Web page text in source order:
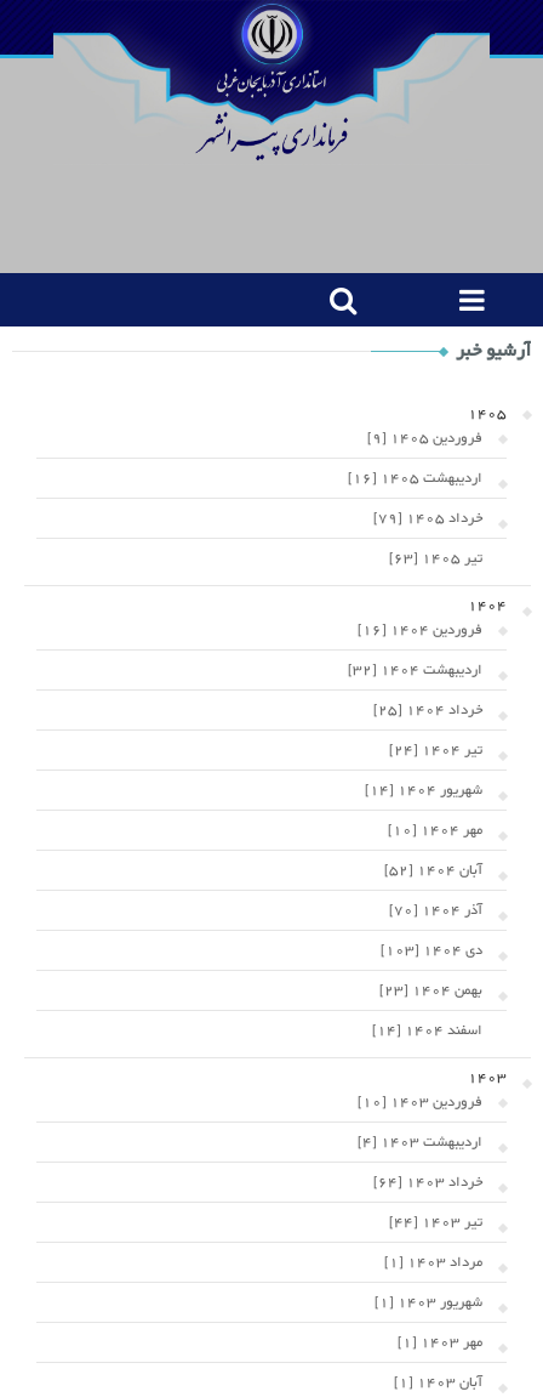
Shop
Category
Widget
آرشیو خبر
1405
فروردین 1405 [9]
اردیبهشت 1405 [16]
خرداد 1405 [79]
تیر 1405 [63]
1404
فروردین 1404 [16]
اردیبهشت 1404 [32]
خرداد 1404 [25]
تیر 1404 [24]
شهریور 1404 [14]
مهر 1404 [10]
آبان 1404 [52]
آذر 1404 [70]
دی 1404 [103]
بهمن 1404 [23]
اسفند 1404 [14]
1403
فروردین 1403 [10]
اردیبهشت 1403 [4]
خرداد 1403 [64]
تیر 1403 [44]
مرداد 1403 [1]
شهریور 1403 [1]
مهر 1403 [1]
آبان 1403 [1]